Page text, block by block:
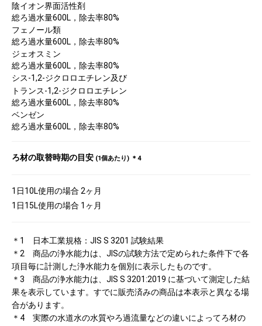
陰イオン界面活性剤
総ろ過水量600L，除去率80%
フェノール類
総ろ過水量600L，除去率80%
ジェオスミン
総ろ過水量600L，除去率80%
シス-1,2-ジクロロエチレン及び
トランス-1,2-ジクロロエチレン
総ろ過水量600L，除去率80%
ベンゼン
総ろ過水量600L，除去率80%
ろ材の取替時期の目安 (1個あたり) ＊4
1日10L使用の場合 2ヶ月
1日15L使用の場合 1ヶ月
＊1 日本工業規格：JIS S 3201 試験結果
＊2 商品の浄水能力は、JISの試験方法で定められた条件下で各
項目毎に計測した浄水能力を個別に表示したものです。
＊3 商品の浄水能力は、JIS S 3201:2019 に基づいて測定した結
果を表示しています。すでに販売済みの商品は本表示と異なる場
合があります。
＊4 実際の水道水の水質やろ過流量などの違いによってろ材の